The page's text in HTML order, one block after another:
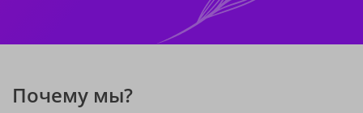
Почему мы?